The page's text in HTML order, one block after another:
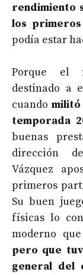
rendimiento
los primeros
podía estar
Porque el
destinado a
cuandomilitó
temporada
buenas
dirección
Vázquez
primeros
Su buen
físicas lo
moderno que
pero que
general del